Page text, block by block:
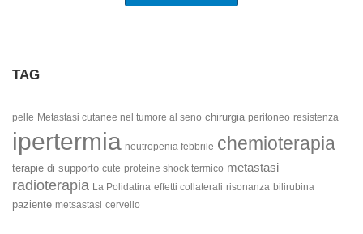
TAG
pelle Metastasi cutanee nel tumore al seno chirurgia peritoneo resistenza
ipertermia neutropenia febbrile chemioterapia
terapie di supporto cute proteine shock termico metastasi
radioterapia La Polidatina effetti collaterali risonanza bilirubina
paziente metsastasi cervello